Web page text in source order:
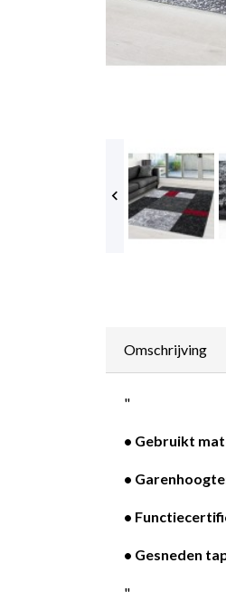

Omschrijving
"
• Gebruikt
•
•
• Gesneden
"